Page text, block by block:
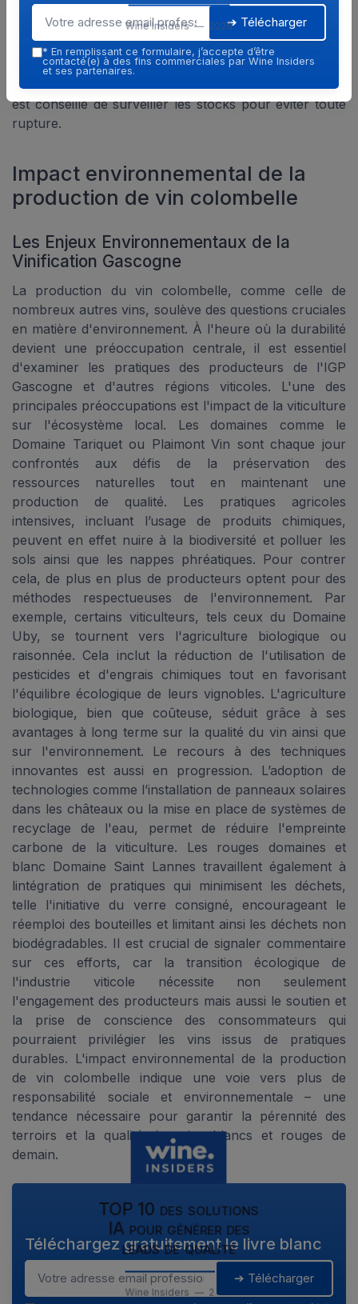
peut également offrir une belle alternative avec des
plats plus robustes. Enfin, en termes de prix, le
colombelle reste accessible, ce qui en fait une option
attrayante pour les repas de tous les jours ou les
occasions spéciales. Avec sa popularité croissante, il
est conseillé de surveiller les stocks pour éviter toute
rupture.
Impact environnemental de la
production de vin colombelle
Les Enjeux Environnementaux de la
Vinification Gascogne
La production du vin colombelle, comme celle de
nombreux autres vins, soulève des questions cruciales
en matière d'environnement. À l'heure où la durabilité
devient une préoccupation centrale, il est essentiel
d'examiner les pratiques des producteurs de l'IGP
Gascogne et d'autres régions viticoles. L'une des
principales préoccupations est l'impact de la viticulture
sur l'écosystème local. Les domaines comme le
Domaine Tariquet ou Plaimont Vin sont chaque jour
confrontés aux défis de la préservation des
ressources naturelles tout en maintenant une
production de qualité. Les pratiques agricoles
intensives, incluant l’usage de produits chimiques,
peuvent en effet nuire à la biodiversité et polluer les
sols ainsi que les nappes phréatiques. Pour contrer
cela, de plus en plus de producteurs optent pour des
méthodes respectueuses de l'environnement. Par
exemple, certains viticulteurs, tels ceux du Domaine
Uby, se tournent vers l'agriculture biologique ou
raisonnée. Cela inclut la réduction de l'utilisation de
pesticides et d'engrais chimiques tout en favorisant
l'équilibre écologique de leurs vignobles. L'agriculture
biologique, bien que coûteuse, séduit grâce à ses
avantages à long terme sur la qualité du vin ainsi que
sur l'environnement. Le recours à des techniques
innovantes est aussi en progression. L’adoption de
technologies comme l’installation de panneaux solaires
dans les châteaux ou la mise en place de systèmes de
recyclage de l'eau, permet de réduire l'empreinte
carbone de la viticulture. Les rouges domaines et
blanc Domaine Saint Lannes travaillent également à
lintégration de pratiques qui minimisent les déchets,
telle l'initiative du verre consigné, encourageant le
réemploi des bouteilles et limitant ainsi les déchets non
biodégradables. Il est crucial de signaler commentaire
sur ces efforts, car la transition écologique de
l'industrie viticole nécessite non seulement
l'engagement des producteurs mais aussi le soutien et
la prise de conscience des consommateurs qui
pourraient privilégier les vins issus de pratiques
durables. L'impact environnemental de la production
de vin colombelle indique une voie vers plus de
responsabilité sociale et environnementale – une
tendance nécessaire pour garantir la pérennité des
terroirs et la qualité des vins blancs et rouges de
demain.
TOP 10 des solutions
IA pour générer des
leads de qualité
Wine Insiders — 2026
Téléchargez gratuitement le livre blanc
➔ Télécharger
Wine Insiders — 2026➔ Télécharger
* En remplissant ce formulaire, j’accepte d’être
contacté(e) à des fins commerciales par Wine Insiders
et ses partenaires.